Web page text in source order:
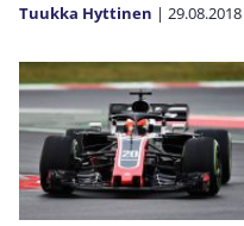
Tuukka Hyttinen | 29.08.2018